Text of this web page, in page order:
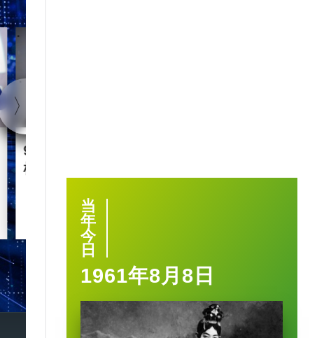
90后王兴兴 “英语学渣”是
机械人天才
当
年
今
日
1961年8月8日